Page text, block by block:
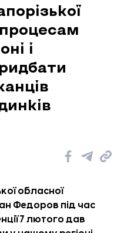
і
обласної
Федоров під час
7 лютого дав